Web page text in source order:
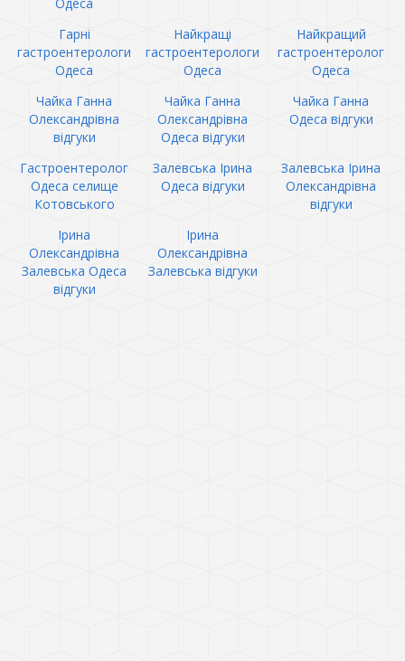
Гарні
гастроентерологи
Одеса
Найкращі
гастроентерологи
Одеса
Найкращий
гастроентеролог
Одеса
Чайка Ганна
Олександрівна
відгуки
Чайка Ганна
Олександрівна
Одеса відгуки
Чайка Ганна
Одеса відгуки
Гастроентеролог
Одеса селище
Котовського
Залевська Ірина
Одеса відгуки
Залевська Ірина
Олександрівна
відгуки
Ірина
Олександрівна
Залевська Одеса
відгуки
Ірина
Олександрівна
Залевська відгуки